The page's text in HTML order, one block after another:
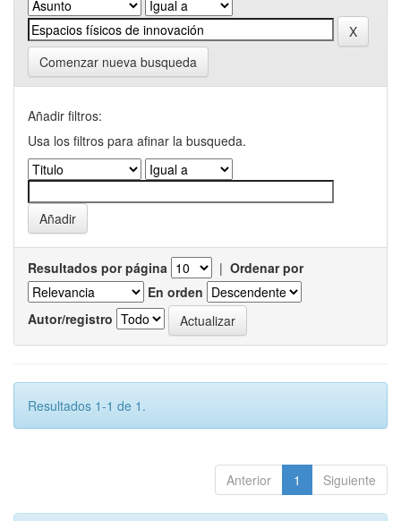
Comenzar nueva busqueda
Añadir filtros:
Usa los filtros para afinar la busqueda.
Resultados por página | Ordenar por
En orden
Autor/registro
Resultados 1-1 de 1.
Anterior 1 Siguiente